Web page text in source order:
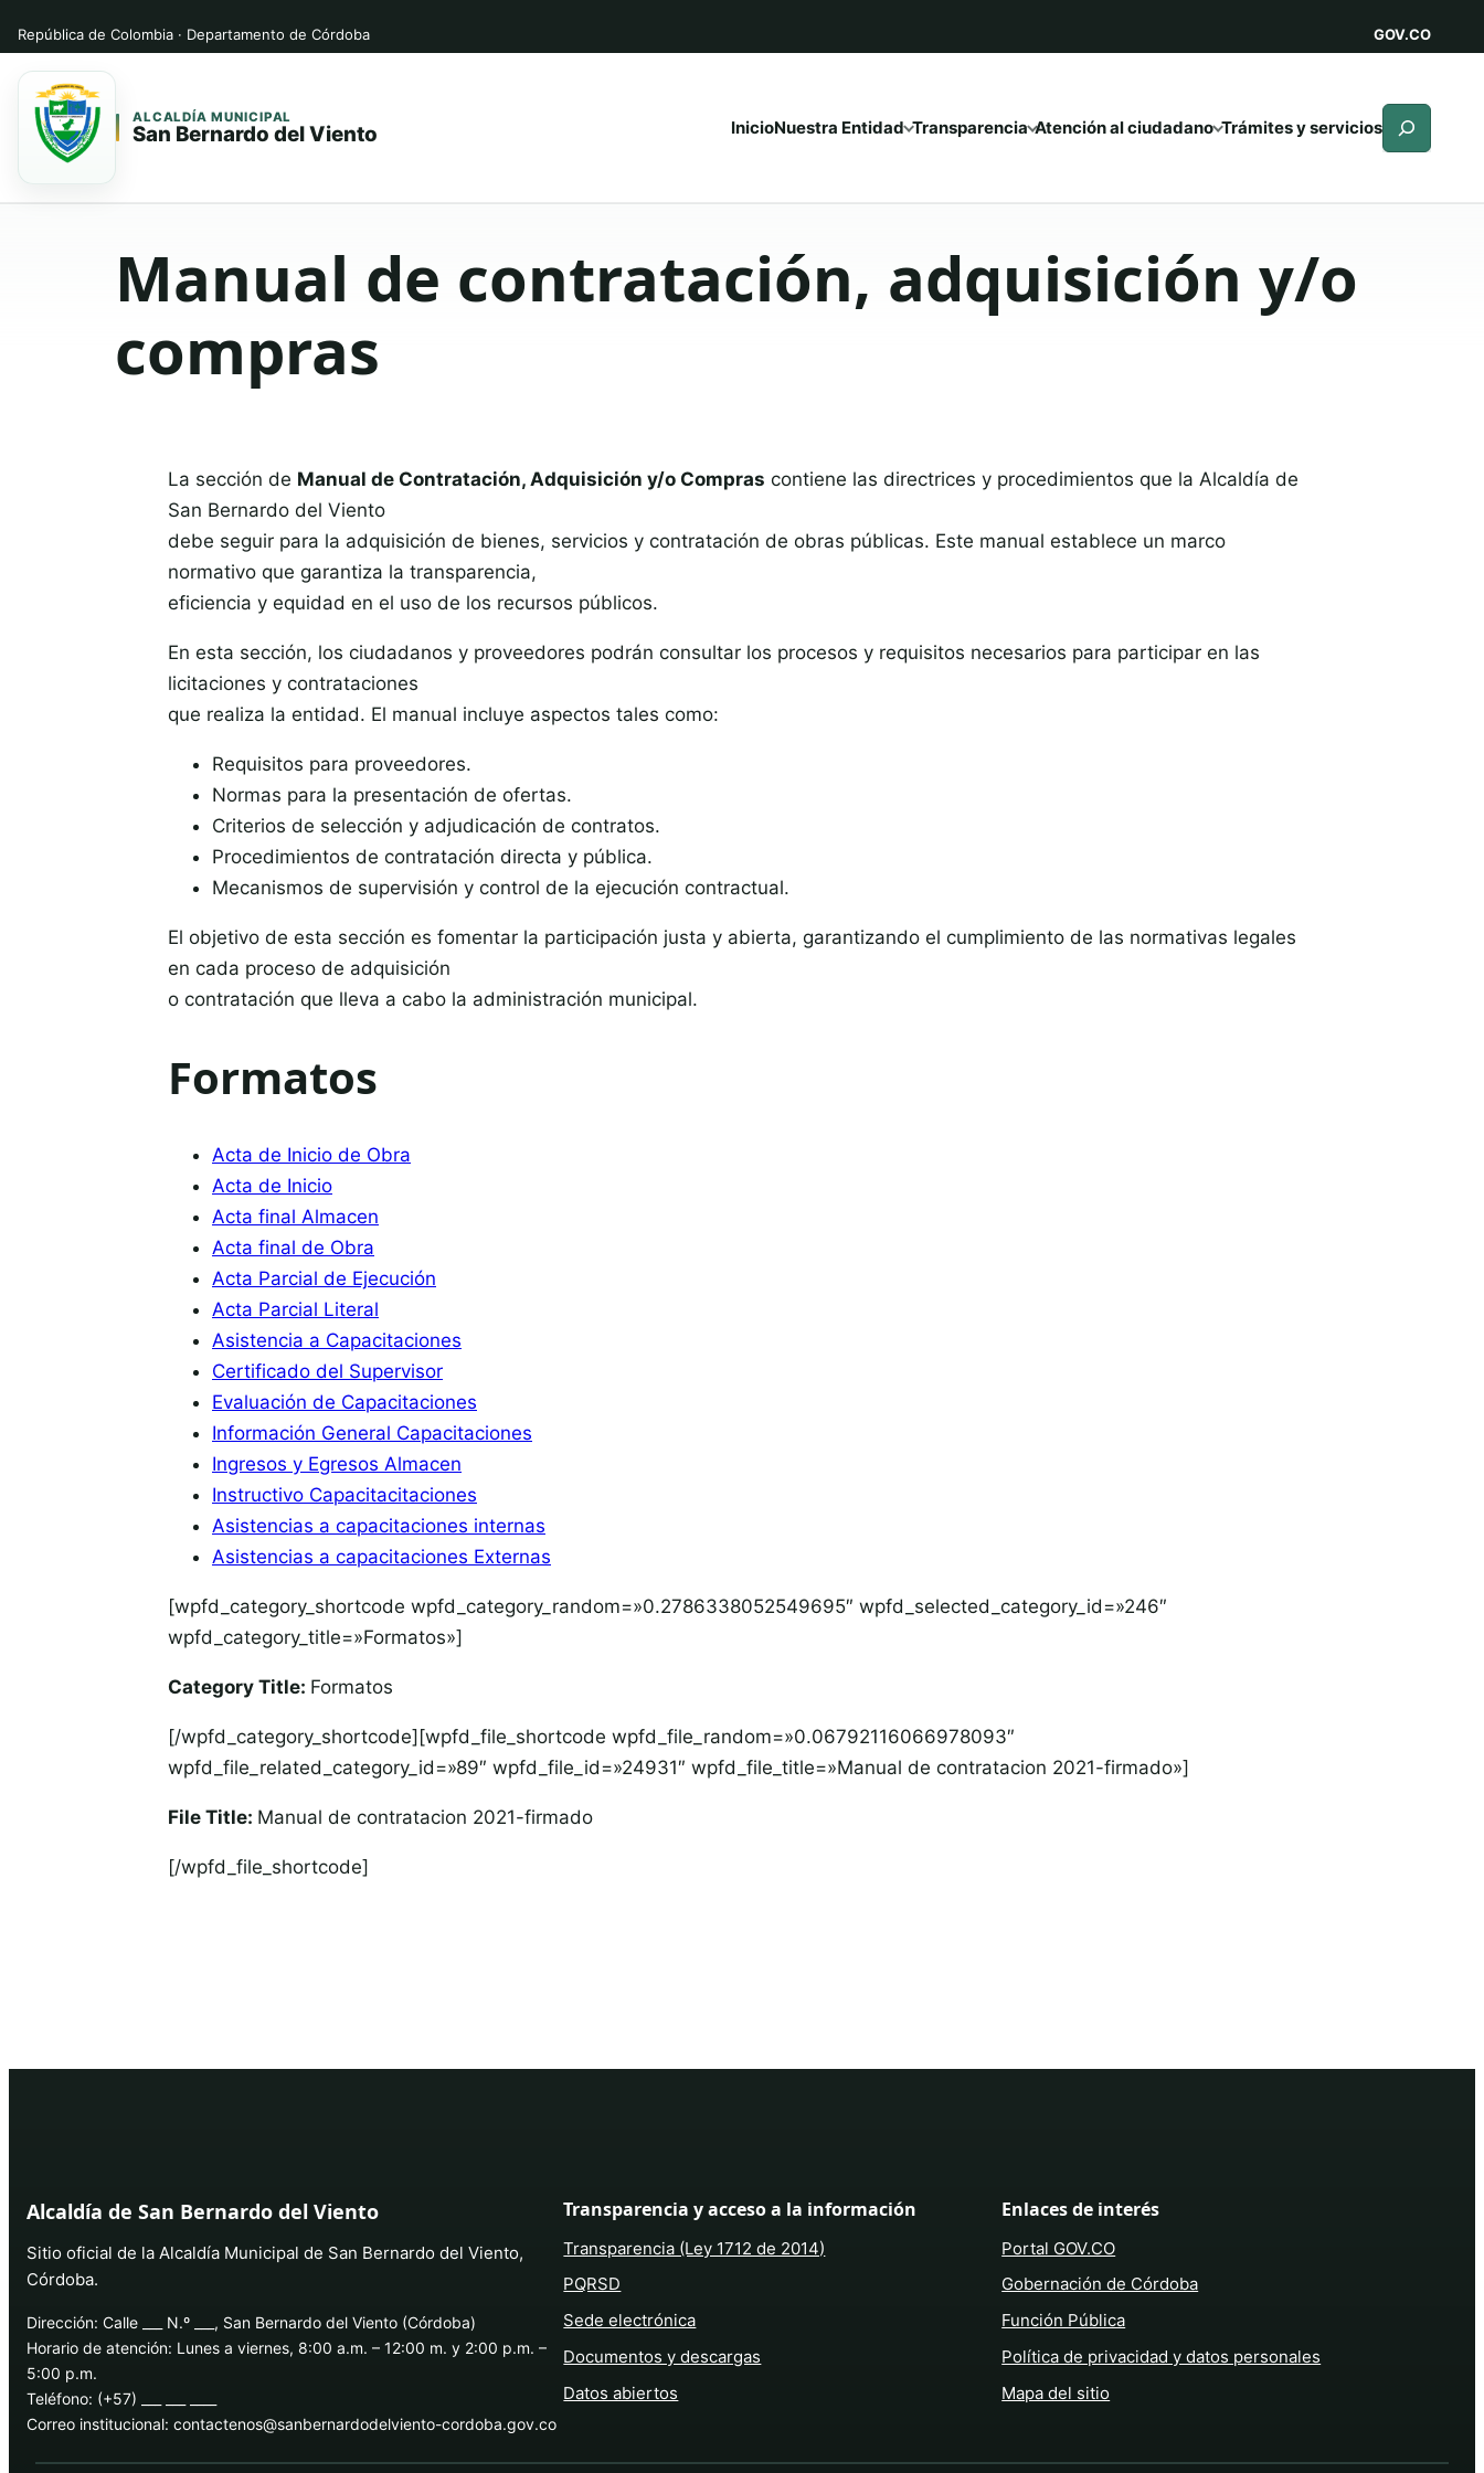
Saltar
Saltar
República de Colombia · Departamento de Córdoba GOV.CO
ALCALDÍA MUNICIPAL
San Bernardo del Viento InicioNuestra Entidad Transparencia Atención al ciudadano Trámites y servicios Buscar
Manual de contratación, adquisición y/o
compras
La sección de Manual de Contratación, Adquisición y/o Compras contiene las directrices y procedimientos que la Alcaldía de
San Bernardo del Viento
debe seguir para la adquisición de bienes, servicios y contratación de obras públicas. Este manual establece un marco
normativo que garantiza la transparencia,
eficiencia y equidad en el uso de los recursos públicos.
En esta sección, los ciudadanos y proveedores podrán consultar los procesos y requisitos necesarios para participar en las
licitaciones y contrataciones
que realiza la entidad. El manual incluye aspectos tales como:
Requisitos para proveedores.
Normas para la presentación de ofertas.
Criterios de selección y adjudicación de contratos.
Procedimientos de contratación directa y pública.
Mecanismos de supervisión y control de la ejecución contractual.
El objetivo de esta sección es fomentar la participación justa y abierta, garantizando el cumplimiento de las normativas legales
en cada proceso de adquisición
o contratación que lleva a cabo la administración municipal.
Formatos
Acta de Inicio de Obra
Acta de Inicio
Acta final Almacen
Acta final de Obra
Acta Parcial de Ejecución
Acta Parcial Literal
Asistencia a Capacitaciones
Certificado del Supervisor
Evaluación de Capacitaciones
Información General Capacitaciones
Ingresos y Egresos Almacen
Instructivo Capacitacitaciones
Asistencias a capacitaciones internas
Asistencias a capacitaciones Externas
[wpfd_category_shortcode wpfd_category_random=»0.2786338052549695″ wpfd_selected_category_id=»246″
wpfd_category_title=»Formatos»]
Category Title: Formatos
[/wpfd_category_shortcode][wpfd_file_shortcode wpfd_file_random=»0.06792116066978093″
wpfd_file_related_category_id=»89″ wpfd_file_id=»24931″ wpfd_file_title=»Manual de contratacion 2021-firmado»]
File Title: Manual de contratacion 2021-firmado
[/wpfd_file_shortcode]
Alcaldía de San Bernardo del Viento
Sitio oficial de la Alcaldía Municipal de San Bernardo del Viento,
Córdoba.
Dirección: Calle ___ N.º ___, San Bernardo del Viento (Córdoba)
Horario de atención: Lunes a viernes, 8:00 a.m. – 12:00 m. y 2:00 p.m. –
5:00 p.m.
Teléfono: (+57) ___ ___ ____
Correo institucional: contactenos@sanbernardodelviento-cordoba.gov.co
Transparencia y acceso a la información
Transparencia (Ley 1712 de 2014)
PQRSD
Sede electrónica
Documentos y descargas
Datos abiertos
Enlaces de interés
Portal GOV.CO
Gobernación de Córdoba
Función Pública
Política de privacidad y datos personales
Mapa del sitio